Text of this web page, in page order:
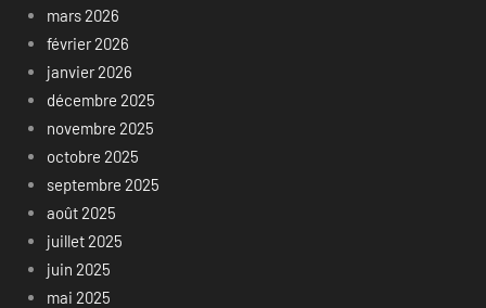
mars 2026
février 2026
janvier 2026
décembre 2025
novembre 2025
octobre 2025
septembre 2025
août 2025
juillet 2025
juin 2025
mai 2025